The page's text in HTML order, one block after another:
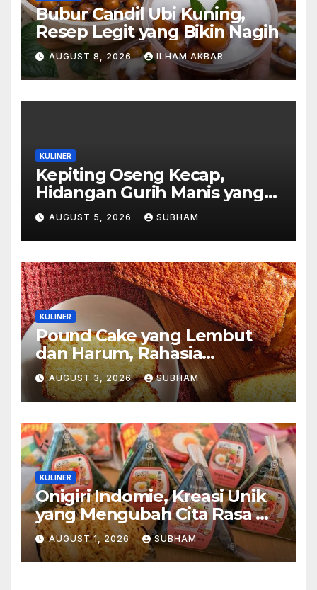
Bubur Candil Ubi Kuning,
Resep Legit yang Bikin Nagih
AUGUST 8, 2026 ILHAM AKBAR
KULINER
Kepiting Oseng Kecap,
Hidangan Gurih Manis yang
Selalu Menggugah Selera di
Setiap Suapan
AUGUST 5, 2026 SUBHAM
KULINER
Pound Cake yang Lembut
dan Harum, Rahasia
Kelezatan Kue Klasik yang
Tak Pernah Kehilangan
Pesona
AUGUST 3, 2026 SUBHAM
KULINER
Onigiri Indomie, Kreasi Unik
yang Mengubah Cita Rasa Mi
Favorit Menjadi Sajian
Kekinian
AUGUST 1, 2026 SUBHAM